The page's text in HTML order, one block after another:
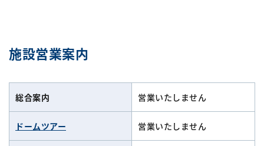
施設営業案内
総合案内 営業いたしません
ドームツアー 営業いたしません